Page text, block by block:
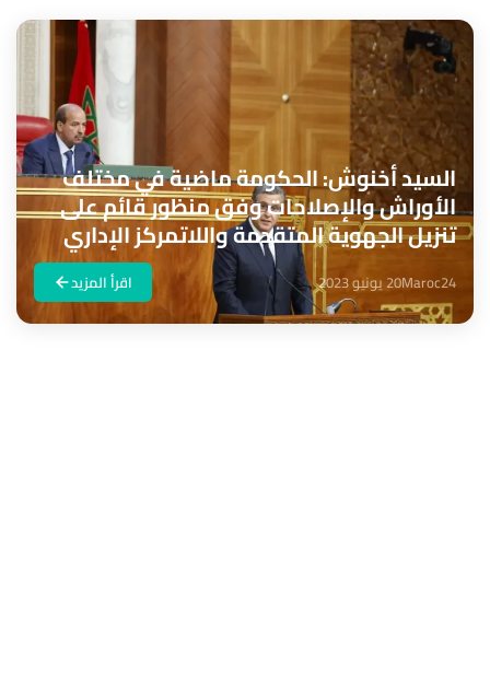
السيد أخنوش: الحكومة ماضية في مختلف
الأوراش والإصلاحات وفق منظور قائم على
تنزيل الجهوية المتقدمة واللاتمركز الإداري
Maroc2420 يونيو 2023 اقرأ المزيد